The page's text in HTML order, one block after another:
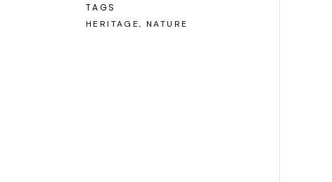
TAGS
HERITAGE, NATURE